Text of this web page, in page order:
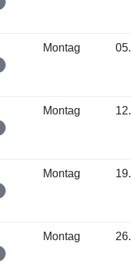
Montag
Montag
Montag
Montag